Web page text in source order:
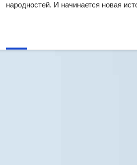
народностей. И начинается новая